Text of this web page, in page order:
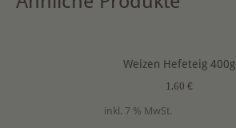
Weizen Hefeteig 400g
1,60 €
inkl. 7 % MwSt.